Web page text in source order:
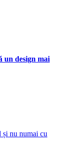
un design mai